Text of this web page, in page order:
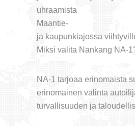
uhraamista
Maantie-
ja kaupunkiajossa
Miksi valita Nankang NA-
NA-1 tarjoaa erinomaista
erinomainen valinta
turvallisuuden ja